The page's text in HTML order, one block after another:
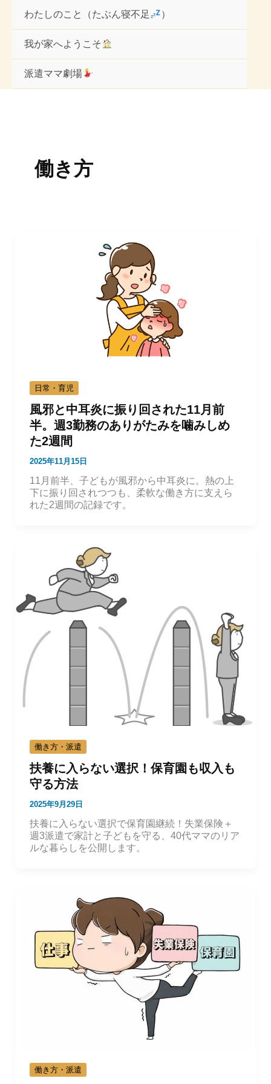
わたしのこと（たぶん寝不足 ）
我が家へようこそ
派遣ママ劇場
働き方
日常・育児
風邪と中耳炎に振り回された11月前
半。週3勤務のありがたみを噛みしめ
た2週間
2025年11月15日
11月前半、子どもが風邪から中耳炎に。熱の上
下に振り回されつつも、柔軟な働き方に支えら
れた2週間の記録です。
働き方・派遣
扶養に入らない選択！保育園も収入も
守る方法
2025年9月29日
扶養に入らない選択で保育園継続！失業保険＋
週3派遣で家計と子どもを守る、40代ママのリア
ルな暮らしを公開します。
働き方・派遣